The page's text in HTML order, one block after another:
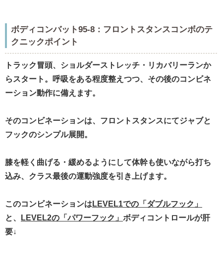
ボディコンバット95-8：フロントスタンスコンボのテ
クニックポイント
トラック冒頭、ショルダーストレッチ・リカバリーランか
らスタート。呼吸をある程度整えつつ、その後のコンビネ
ーション動作に備えます。
そのコンビネーションは、フロントスタンスにてジャブと
フックのシンプル展開。
膝を軽く曲げる・緩めるようにして体幹も使いながら打ち
込み、クラス最後の運動強度を引き上げます。
このコンビネーションは LEVEL1での「ダブルフック」
と、
LEVEL2の「パワーフック」 ボディコントロールが肝
要↓